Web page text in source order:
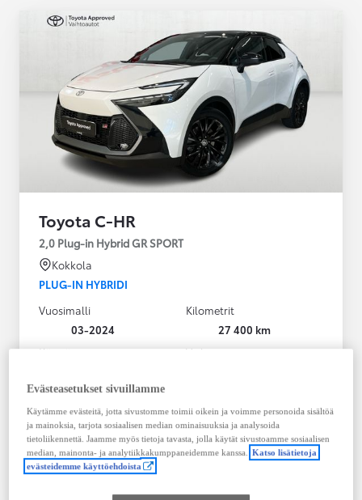
Toyota C-HR
2,0 Plug-in Hybrid GR SPORT
Kokkola
PLUG-IN HYBRIDI
Vuosimalli
03-2024
Kilometrit
27 400 km
Käyttövoima
Bensiini
Vaihteisto
Näytä lisää
36 900,00 €
Tutustu autoon
Evästeasetukset sivuillamme
Käytämme evästeitä, jotta sivustomme toimii oikein ja voimme personoida sisältöä
ja mainoksia, tarjota sosiaalisen median ominaisuuksia ja analysoida
tietoliikennettä. Jaamme myös tietoja tavasta, jolla käytät sivustoamme sosiaalisen
median, mainonta- ja analytiikkakumppaneidemme kanssa. Katso lisätietoja
evästeidemme käyttöehdoista